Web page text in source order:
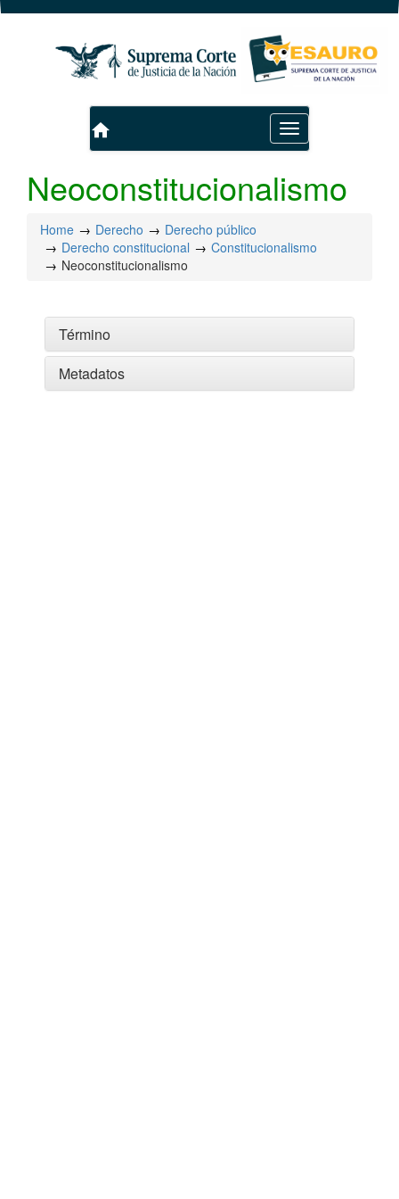
Toggle
navigation
home
Neoconstitucionalismo
Home Derecho
Derecho público
Derecho constitucional
Constitucionalismo
Neoconstitucionalismo
Término
Metadatos